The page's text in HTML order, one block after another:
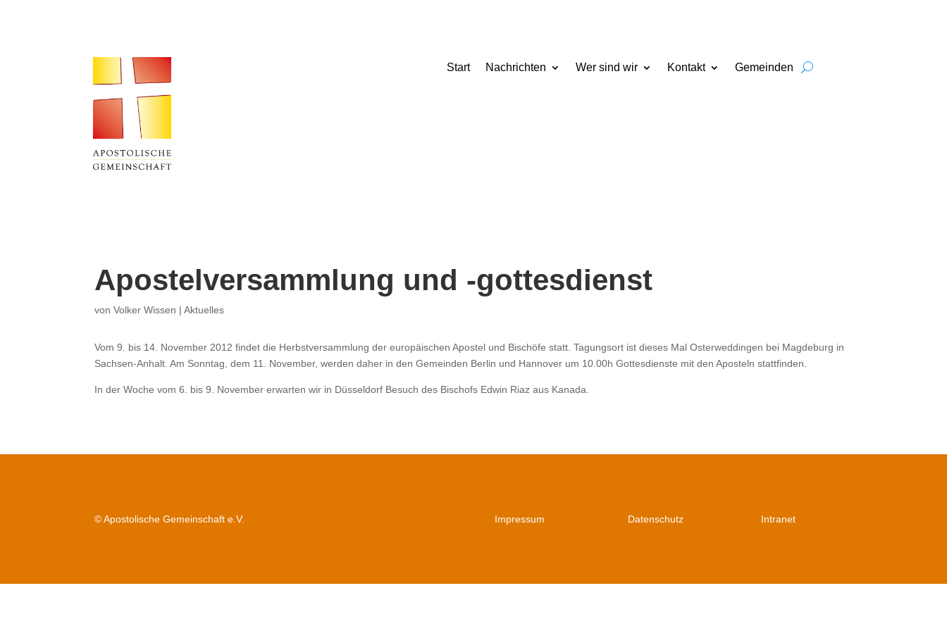
Start Nachrichten Wer sind wir Kontakt Gemeinden
Apostelversammlung und -gottesdienst
vonVolker Wissen |Aktuelles
Vom 9. bis 14. November 2012 findet die Herbstversammlung der europäischen Apostel und Bischöfe statt. Tagungsort ist dieses Mal Osterweddingen bei Magdeburg in
Sachsen-Anhalt. Am Sonntag, dem 11. November, werden daher in den Gemeinden Berlin und Hannover um 10.00h Gottesdienste mit den Aposteln stattfinden.
In der Woche vom 6. bis 9. November erwarten wir in Düsseldorf Besuch des Bischofs Edwin Riaz aus Kanada.
© Apostolische Gemeinschaft e.V. Impressum Datenschutz Intranet